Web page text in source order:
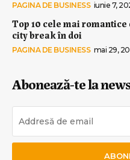
PAGINA DE BUSINESS iunie 7,
Top 10 cele mai
city break în doi
PAGINA DE BUSINESS mai 29,
Abonează-te la